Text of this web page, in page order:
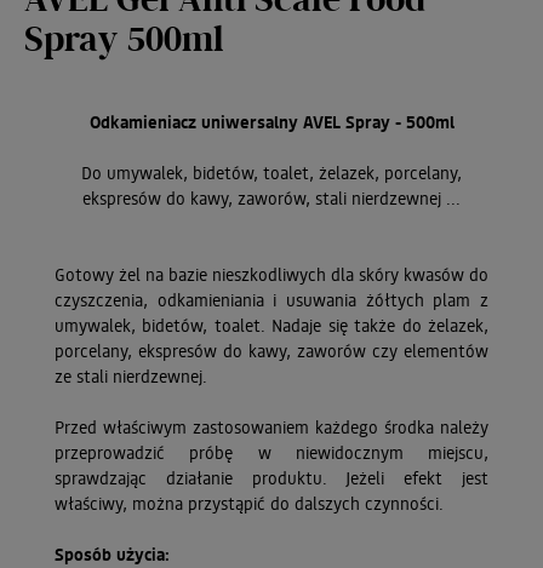
Spray 500ml
Odkamieniacz uniwersalny AVEL Spray - 500ml
Do umywalek, bidetów, toalet, żelazek, porcelany,
ekspresów do kawy, zaworów, stali nierdzewnej ...
Gotowy żel na bazie nieszkodliwych dla skóry kwasów do
czyszczenia, odkamieniania i usuwania żółtych plam z
umywalek, bidetów, toalet. Nadaje się także do żelazek,
porcelany, ekspresów do kawy, zaworów czy elementów
ze stali nierdzewnej.
Przed właściwym zastosowaniem każdego środka należy
przeprowadzić próbę w niewidocznym miejscu,
sprawdzając działanie produktu. Jeżeli efekt jest
właściwy, można przystąpić do dalszych czynności.
Sposób użycia: